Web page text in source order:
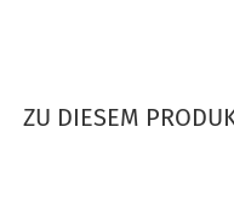
ZU DIESEM